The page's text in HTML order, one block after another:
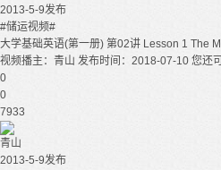
2013-5-9发布
#储运视频#
大学基础英语(第一册) 第02讲 Lesson 1 The
视频播主：青山 发布时间：2018-07-10 您还
0
0
7933
青山
2013-5-9发布